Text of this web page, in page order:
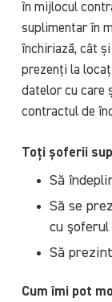
în mijlocul
suplimentar în
închiriază, cât
prezenți la
datelor cu care
contractul de
Toți șoferii
Să
Să se
cu
Să
Cum îmi pot